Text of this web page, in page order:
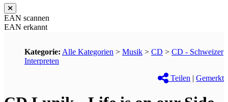
EAN scannen
EAN erkannt
Kategorie: Alle Kategorien > Musik > CD > CD - Schweizer
Interpreten
Teilen | Gemerkt